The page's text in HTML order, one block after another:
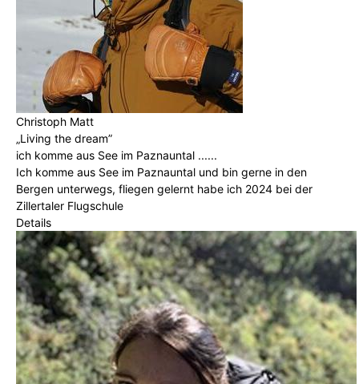
Christoph Matt
„Living the dream”
ich komme aus See im Paznauntal ......
Ich komme aus See im Paznauntal und bin gerne in den
Bergen unterwegs, fliegen gelernt habe ich 2024 bei der
Zillertaler Flugschule
Details